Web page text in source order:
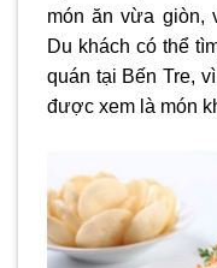
món ăn vừa giòn,
Du khách có thể
quán tại Bến Tre,
được xem là món